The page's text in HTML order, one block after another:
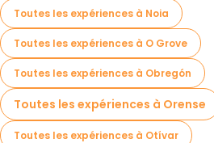
Toutes les expériences à Noia
Toutes les expériences à O Grove
Toutes les expériences à Obregón
Toutes les expériences à Orense
Toutes les expériences à Otívar